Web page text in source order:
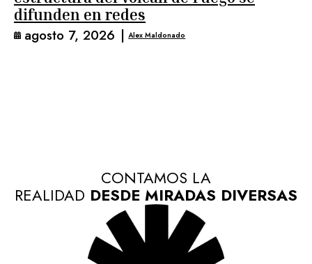
difunden en redes
agosto 7, 2026 | Alex Maldonado
CONTAMOS LA
REALIDAD DESDE MIRADAS DIVERSAS